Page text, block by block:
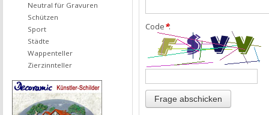
Code*:
Neutral für Gravuren
Schützen
Sport
Städte
Wappenteller
Zierzinnteller